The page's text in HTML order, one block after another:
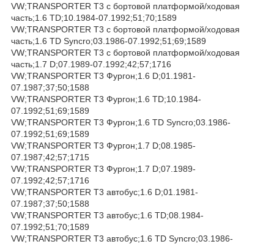
VW;TRANSPORTER T3 c бортовой платформой/ходовая
часть;1.6 TD;10.1984-07.1992;51;70;1589
VW;TRANSPORTER T3 c бортовой платформой/ходовая
часть;1.6 TD Syncro;03.1986-07.1992;51;69;1589
VW;TRANSPORTER T3 c бортовой платформой/ходовая
часть;1.7 D;07.1989-07.1992;42;57;1716
VW;TRANSPORTER T3 Фургон;1.6 D;01.1981-
07.1987;37;50;1588
VW;TRANSPORTER T3 Фургон;1.6 TD;10.1984-
07.1992;51;69;1589
VW;TRANSPORTER T3 Фургон;1.6 TD Syncro;03.1986-
07.1992;51;69;1589
VW;TRANSPORTER T3 Фургон;1.7 D;08.1985-
07.1987;42;57;1715
VW;TRANSPORTER T3 Фургон;1.7 D;07.1989-
07.1992;42;57;1716
VW;TRANSPORTER T3 автобус;1.6 D;01.1981-
07.1987;37;50;1588
VW;TRANSPORTER T3 автобус;1.6 TD;08.1984-
07.1992;51;70;1589
VW;TRANSPORTER T3 автобус;1.6 TD Syncro;03.1986-